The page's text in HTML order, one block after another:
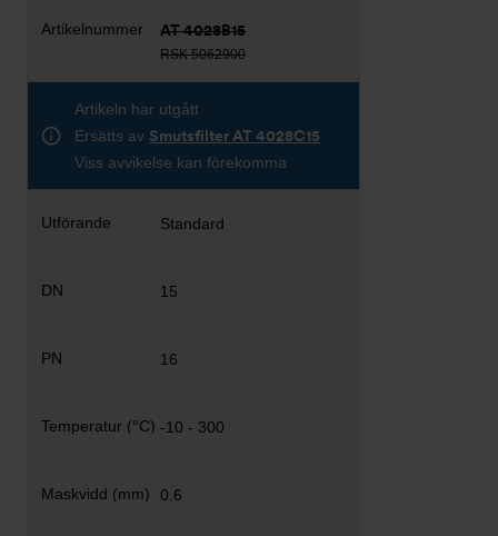
AT 4028B15
RSK 5062900
Artikeln har utgått
Ersätts av Smutsfilter AT 4028C15
Viss avvikelse kan förekomma
Standard
15
16
-10 - 300
0.6